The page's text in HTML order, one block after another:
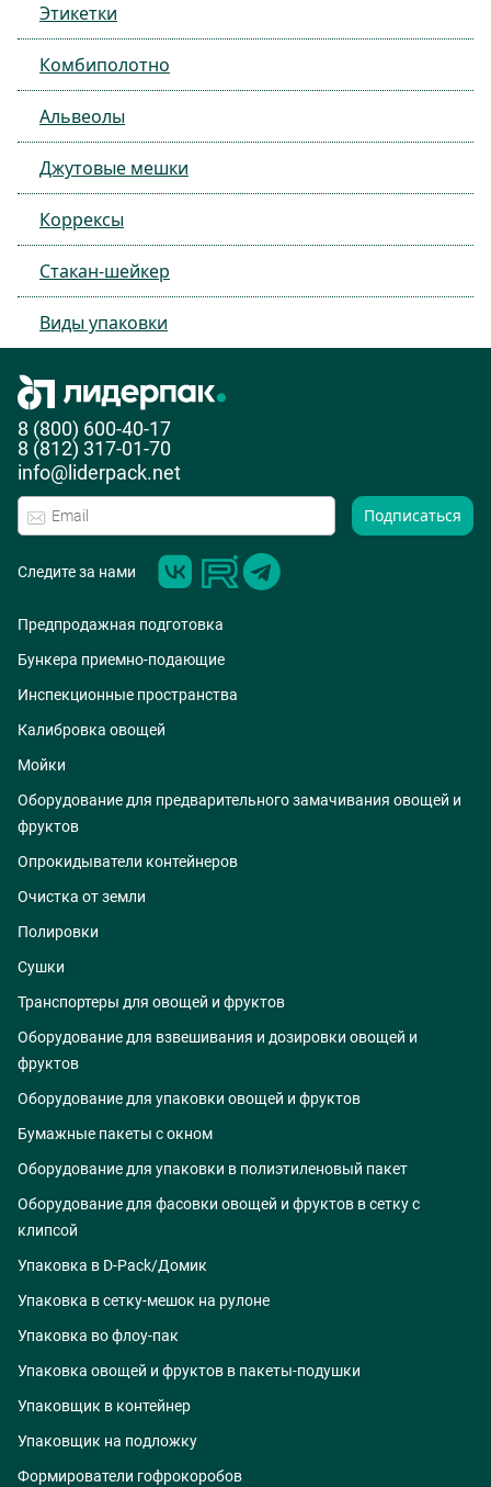
Этикетки
Комбиполотно
Альвеолы
Джутовые мешки
Коррексы
Стакан-шейкер
Виды упаковки
8 (800) 600-40-17
8 (812) 317-01-70
info@liderpack.net
Подписаться
Следите за нами
Предпродажная подготовка
Бункера приемно-подающие
Инспекционные пространства
Калибровка овощей
Мойки
Оборудование для предварительного замачивания овощей и
фруктов
Опрокидыватели контейнеров
Очистка от земли
Полировки
Сушки
Транспортеры для овощей и фруктов
Оборудование для взвешивания и дозировки овощей и
фруктов
Оборудование для упаковки овощей и фруктов
Бумажные пакеты с окном
Оборудование для упаковки в полиэтиленовый пакет
Оборудование для фасовки овощей и фруктов в сетку с
клипсой
Упаковка в D-Pack/Домик
Упаковка в сетку-мешок на рулоне
Упаковка во флоу-пак
Упаковка овощей и фруктов в пакеты-подушки
Упаковщик в контейнер
Упаковщик на подложку
Формирователи гофрокоробов